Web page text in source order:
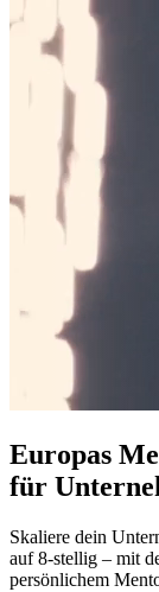
Europas
für
Skaliere dein
auf 8-stellig – mit
persönlichem